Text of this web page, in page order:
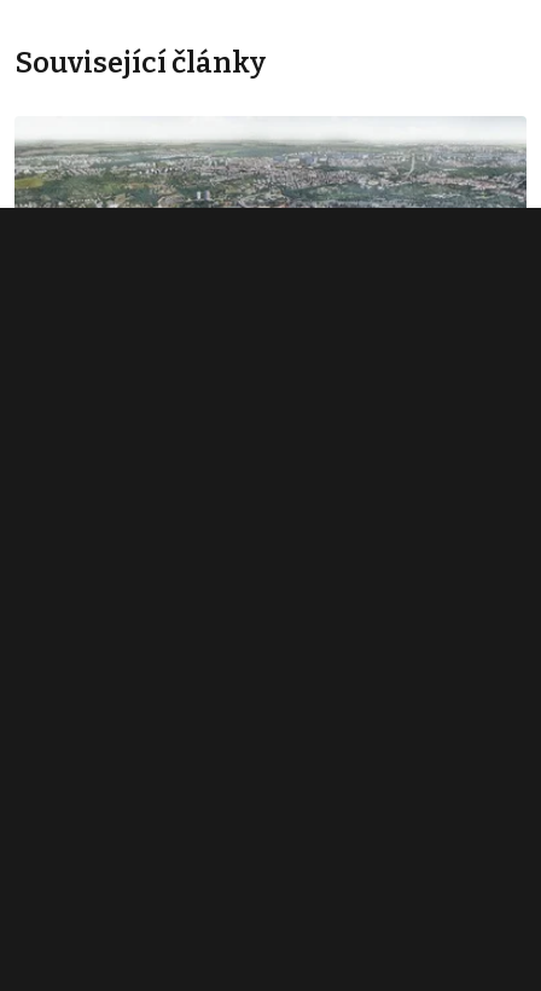
Související články